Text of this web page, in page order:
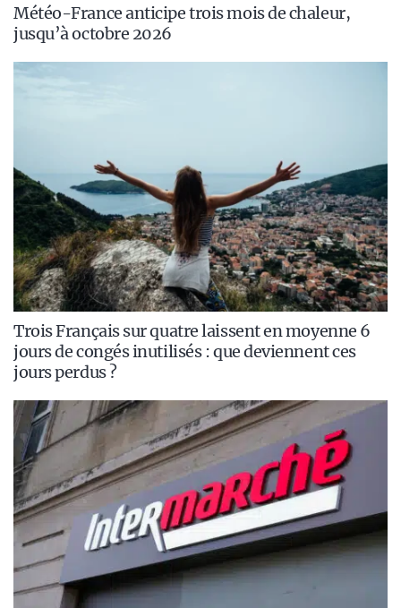
Météo-France anticipe trois mois de chaleur,
jusqu’à octobre 2026
Trois Français sur quatre laissent en moyenne 6
jours de congés inutilisés : que deviennent ces
jours perdus ?